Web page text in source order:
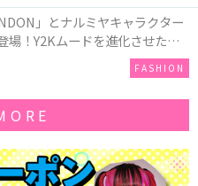
」とナルミヤキャラクター
場！Y2Kムードを進化させた新
売♪
FASHION